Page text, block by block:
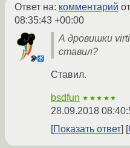
Ответ на: комментарий
08:35:43 +00:00
А дровишки
ставил?
Ставил.
bsdfun ★★★★★
28.09.2018
Показать ответ